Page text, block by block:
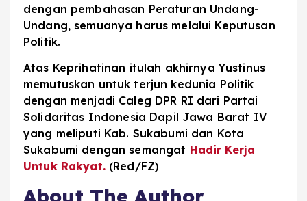
dengan pembahasan Peraturan Undang-
Undang, semuanya harus melalui Keputusan
Politik.
Atas Keprihatinan itulah akhirnya Yustinus
memutuskan untuk terjun kedunia Politik
dengan menjadi Caleg DPR RI dari Partai
Solidaritas Indonesia Dapil Jawa Barat IV
yang meliputi Kab. Sukabumi dan Kota
Sukabumi dengan semangat Hadir Kerja
Untuk Rakyat. (Red/FZ)
About The Author